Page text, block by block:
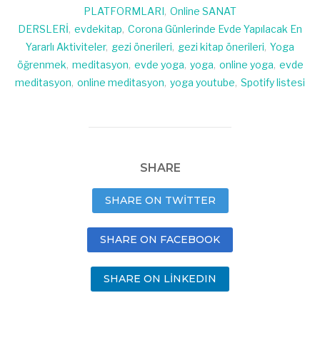
PLATFORMLARI, Online SANAT
DERSLERİ, evdekitap, Corona Günlerinde Evde Yapılacak En
Yararlı Aktiviteler, gezi önerileri, gezi kitap önerileri, Yoga
öğrenmek, meditasyon, evde yoga, yoga, online yoga, evde
meditasyon, online meditasyon, yoga youtube, Spotify listesi
SHARE
SHARE ON TWITTER
SHARE ON FACEBOOK
SHARE ON LINKEDIN